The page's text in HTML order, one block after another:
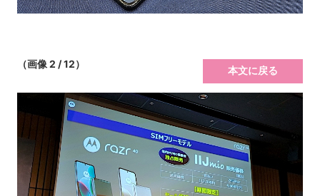
（画像 2 / 12）
本文に戻る